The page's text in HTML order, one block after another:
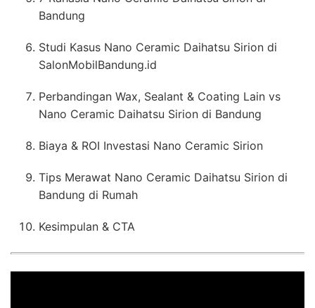
Bandung
Studi Kasus Nano Ceramic Daihatsu Sirion di
SalonMobilBandung.id
Perbandingan Wax, Sealant & Coating Lain vs
Nano Ceramic Daihatsu Sirion di Bandung
Biaya & ROI Investasi Nano Ceramic Sirion
Tips Merawat Nano Ceramic Daihatsu Sirion di
Bandung di Rumah
Kesimpulan & CTA